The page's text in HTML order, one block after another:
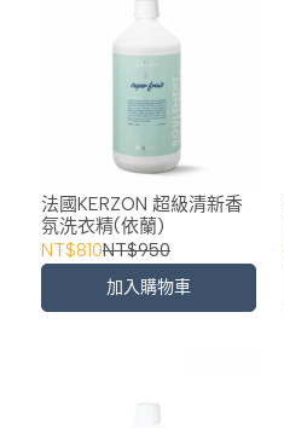
法國KERZON 超級清新香
氛洗衣精(依蘭)
NT$810NT$950
加入購物車